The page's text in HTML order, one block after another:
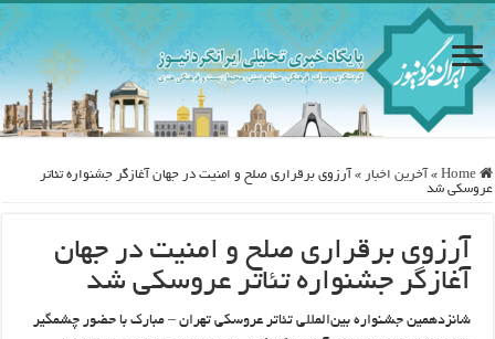
Home
» آخرین اخبار » آرزوی برقراری صلح و امنیت در جهان آغازگر جشنواره تئاتر
عروسکی شد
آرزوی برقراری صلح و امنیت در جهان
آغازگر جشنواره تئاتر عروسکی شد
شانزدهمین جشنواره بین‌المللی تئاتر عروسکی تهران – مبارک با حضور چشمگیر